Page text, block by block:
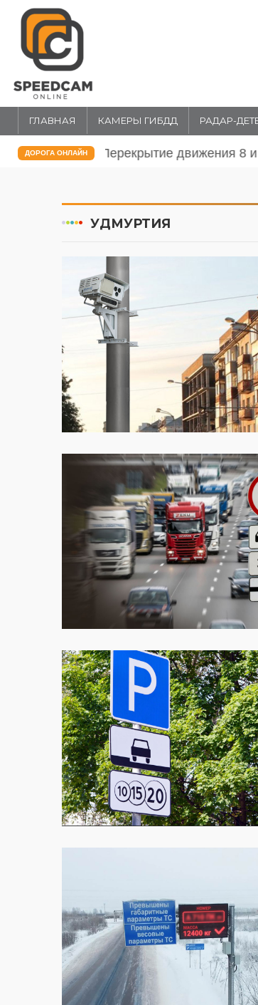
ГЛАВНАЯ КАМЕРЫ ГИБДД РАДАР-
ДОРОГА ОНЛАЙН Перекрытие движения
УДМУРТИЯ